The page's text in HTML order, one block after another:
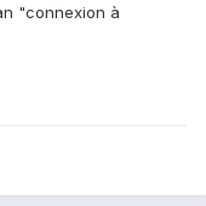
"connexion à